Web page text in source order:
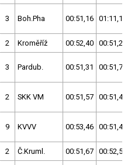
3 Boh.Pha 00:51,16 01:11,17
2 Kroměříž 00:52,40 00:51,27
3 Pardub. 00:51,31 00:51,79
2 SKK VM 00:51,57 00:51,42
9 KVVV 00:53,46 00:51,43
2 Č.Kruml. 00:51,67 00:52,51